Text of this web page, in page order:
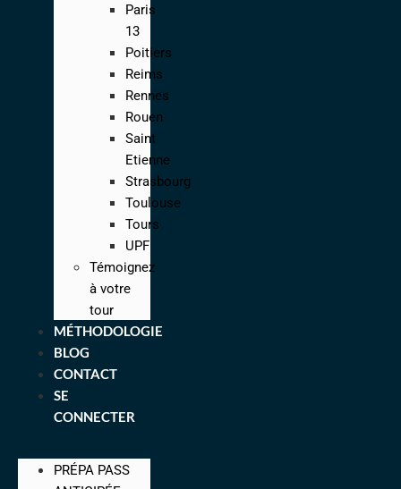
Paris
13
Poitiers
Reims
Rennes
Rouen
Saint
Etienne
Strasbourg
Toulouse
Tours
UPF
Témoignez
à votre
tour
MÉTHODOLOGIE
BLOG
CONTACT
SE
CONNECTER
PRÉPA PASS